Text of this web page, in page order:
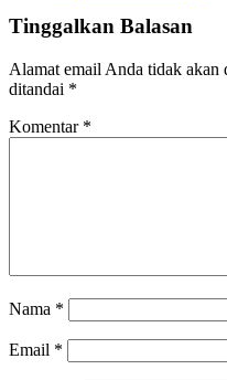
Tinggalkan Balasan
Alamat email Anda tidak akan
ditandai *
Komentar *
Nama *
Email *